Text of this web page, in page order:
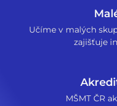
Učíme v malých
zajišťuje
MŠMT ČR